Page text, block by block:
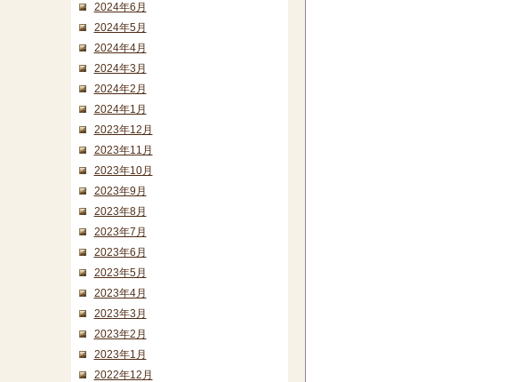
2024年6月
2024年5月
2024年4月
2024年3月
2024年2月
2024年1月
2023年12月
2023年11月
2023年10月
2023年9月
2023年8月
2023年7月
2023年6月
2023年5月
2023年4月
2023年3月
2023年2月
2023年1月
2022年12月